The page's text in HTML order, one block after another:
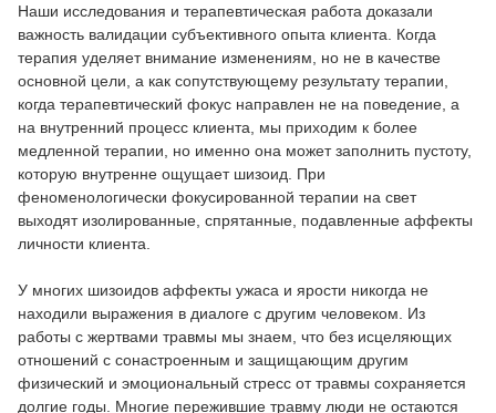
Наши исследования и терапевтическая работа доказали
важность валидации субъективного опыта клиента. Когда
терапия уделяет внимание изменениям, но не в качестве
основной цели, а как сопутствующему результату терапии,
когда терапевтический фокус направлен не на поведение, а
на внутренний процесс клиента, мы приходим к более
медленной терапии, но именно она может заполнить пустоту,
которую внутренне ощущает шизоид. При
феноменологически фокусированной терапии на свет
выходят изолированные, спрятанные, подавленные аффекты
личности клиента.
У многих шизоидов аффекты ужаса и ярости никогда не
находили выражения в диалоге с другим человеком. Из
работы с жертвами травмы мы знаем, что без исцеляющих
отношений с сонастроенным и защищающим другим
физический и эмоциональный стресс от травмы сохраняется
долгие годы. Многие пережившие травму люди не остаются